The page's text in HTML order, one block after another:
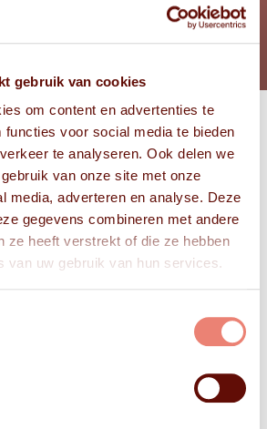
gebruik van cookies
om content en advertenties te
functies voor social media te bieden
te analyseren. Ook delen we
van onze site met onze
media, adverteren en analyse. Deze
gegevens combineren met andere
ze heeft verstrekt of die ze hebben
van uw gebruik van hun services.
Bekijk